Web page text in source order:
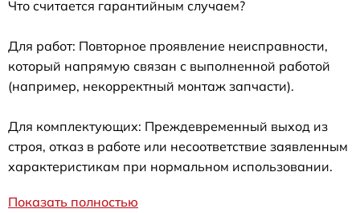
Что считается гарантийным случаем?
Для работ: Повторное проявление неисправности,
который напрямую связан с выполненной работой
(например, некорректный монтаж запчасти).
Для комплектующих: Преждевременный выход из
строя, отказ в работе или несоответствие заявленным
характеристикам при нормальном использовании.
Показать полностью